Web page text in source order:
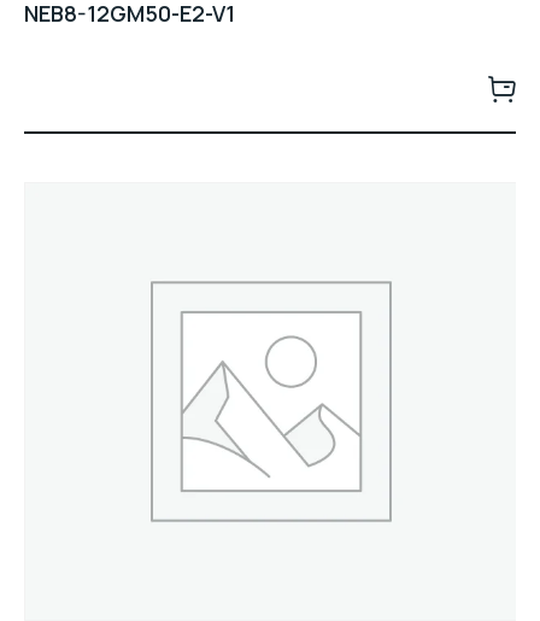
NEB8-12GM50-E2-V1